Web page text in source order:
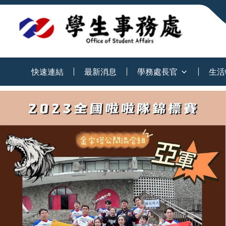
快速連結 最新消息 學務處長官 生